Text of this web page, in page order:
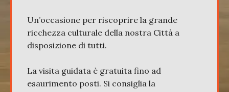
Un’occasione per riscoprire la grande
ricchezza culturale della nostra Città a
disposizione di tutti.
La visita guidata è gratuita fino ad
esaurimento posti. Si consiglia la